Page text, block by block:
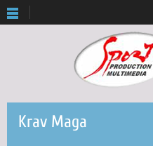
Krav Maga